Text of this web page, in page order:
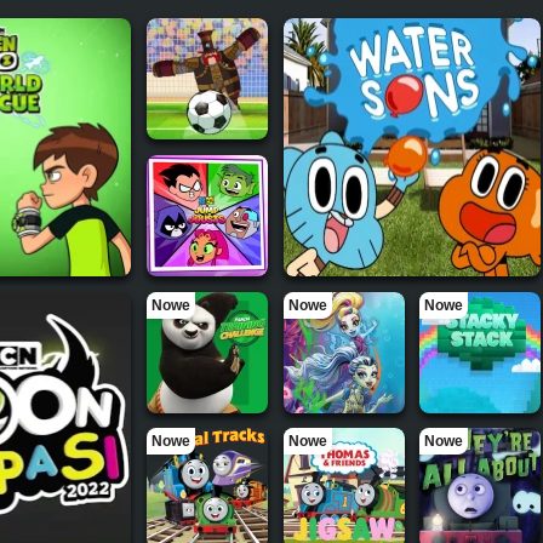
Nowe Nowe Nowe
Nowe Nowe Nowe